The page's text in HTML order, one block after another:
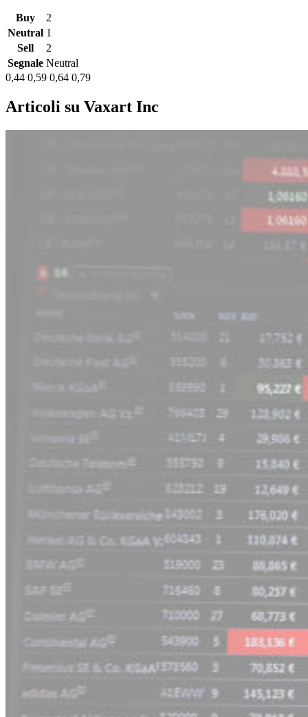
Buy
2
Neutral 1
Sell
2
Segnale Neutral
0,44 0,59 0,64 0,79
Articoli su Vaxart Inc